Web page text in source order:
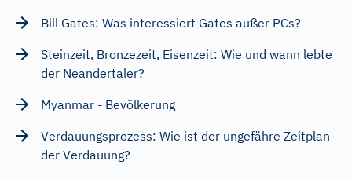
Bill Gates: Was interessiert Gates außer PCs?
Steinzeit, Bronzezeit, Eisenzeit: Wie und wann lebte
der Neandertaler?
Myanmar - Bevölkerung
Verdauungsprozess: Wie ist der ungefähre Zeitplan
der Verdauung?